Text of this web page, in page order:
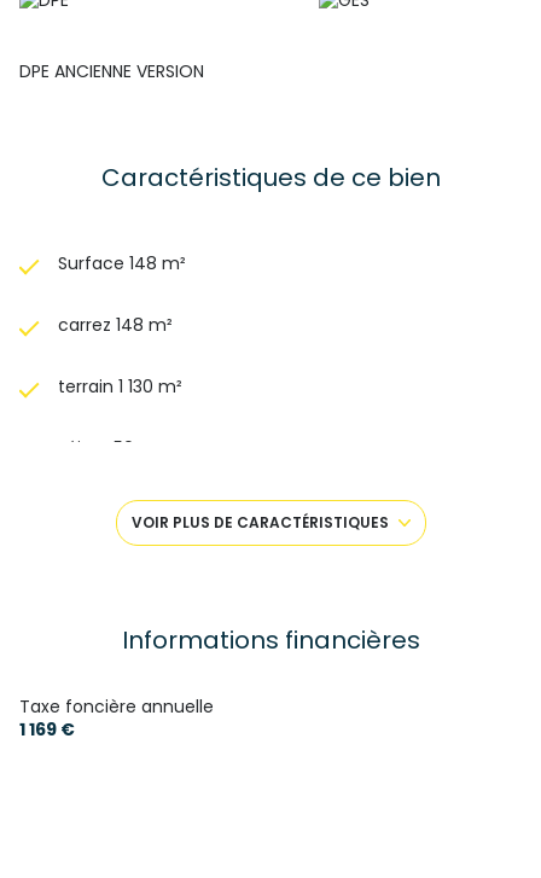
DPE ANCIENNE VERSION
Caractéristiques de ce bien
Surface 148 m²
carrez 148 m²
terrain 1 130 m²
séjour 50 m²
5 chambre(s)
construit en 2001
cuisine américaine (équipée)
VOIR PLUS DE CARACTÉRISTIQUES
Informations financières
Taxe foncière annuelle
1 169 €